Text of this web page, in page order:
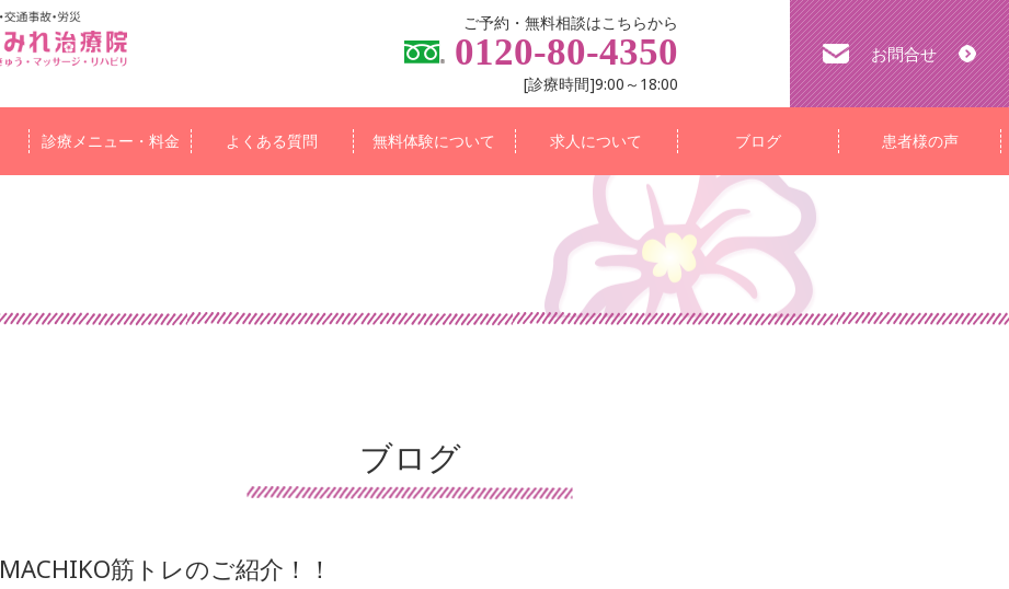
ご予約・無料相談はこちらから
0120-80-4350
[診療時間]9:00～18:00
お問合せ
診療メニュー・料金 よくある質問 無料体験について 求人について ブログ 患者様の声
ブログ
MACHIKO筋トレのご紹介！！